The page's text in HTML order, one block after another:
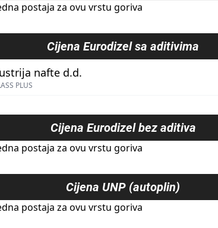
postaja za ovu vrstu goriva
Cijena Eurodizel sa aditivima
nafte d.d.
PLUS
Cijena Eurodizel bez aditiva
postaja za ovu vrstu goriva
Cijena UNP (autoplin)
postaja za ovu vrstu goriva